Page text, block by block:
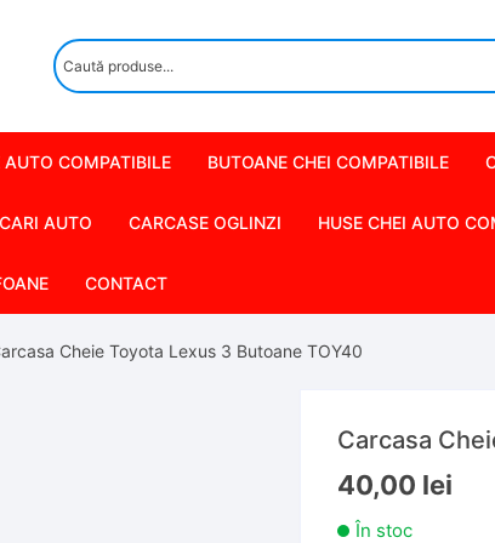
AUTO COMPATIBILE BUTOANE CHEI COMPATIBILE
AUTO CARCASE OGLINZI HUSE CHEI AUTO
CONTACT
Cheie Toyota Lexus 3 Butoane TOY40
Carcasa
40,00 lei
În stoc